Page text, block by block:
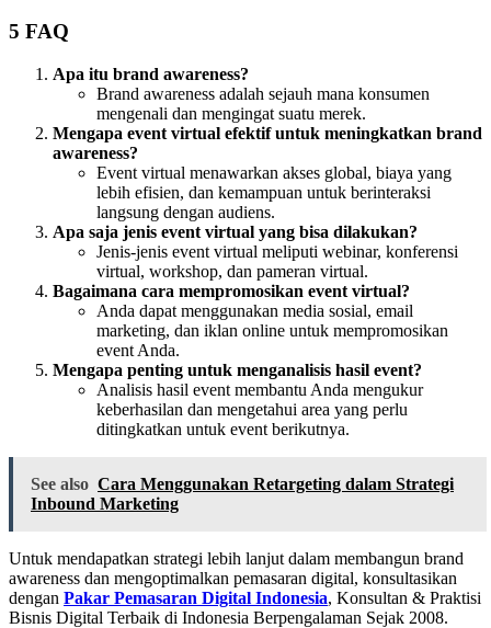
5 FAQ
Apa itu brand awareness?
Brand awareness adalah sejauh mana konsumen
mengenali dan mengingat suatu merek.
Mengapa event virtual efektif untuk meningkatkan brand
awareness?
Event virtual menawarkan akses global, biaya yang
lebih efisien, dan kemampuan untuk berinteraksi
langsung dengan audiens.
Apa saja jenis event virtual yang bisa dilakukan?
Jenis-jenis event virtual meliputi webinar, konferensi
virtual, workshop, dan pameran virtual.
Bagaimana cara mempromosikan event virtual?
Anda dapat menggunakan media sosial, email
marketing, dan iklan online untuk mempromosikan
event Anda.
Mengapa penting untuk menganalisis hasil event?
Analisis hasil event membantu Anda mengukur
keberhasilan dan mengetahui area yang perlu
ditingkatkan untuk event berikutnya.
See also Cara Menggunakan Retargeting dalam Strategi
Inbound Marketing
Untuk mendapatkan strategi lebih lanjut dalam membangun brand
awareness dan mengoptimalkan pemasaran digital, konsultasikan
dengan Pakar Pemasaran Digital Indonesia, Konsultan & Praktisi
Bisnis Digital Terbaik di Indonesia Berpengalaman Sejak 2008.